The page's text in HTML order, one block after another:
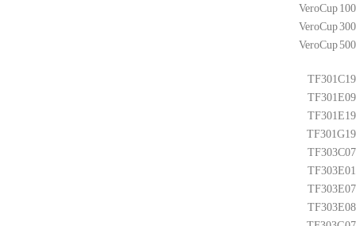
VeroCup 100
VeroCup 300
VeroCup 500
TF301C19
TF301E09
TF301E19
TF301G19
TF303C07
TF303E01
TF303E07
TF303E08